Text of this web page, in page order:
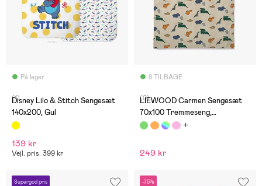
På lager
(1)
Disney Lilo & Stitch Sengesæt
140x200, Gul
139 kr
Vejl. pris: 399 kr
8 TILBAGE
(0)
LIEWOOD Carmen Sengesæt
70x100 Tremmeseng,
Dinosaurs/Mist
249 kr
Supergod pris -75%